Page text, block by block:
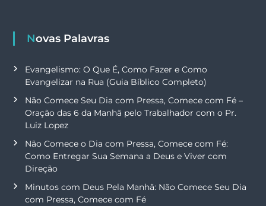
Novas Palavras
Evangelismo: O Que É, Como Fazer e Como
Evangelizar na Rua (Guia Bíblico Completo)
Não Comece Seu Dia com Pressa, Comece com Fé –
Oração das 6 da Manhã pelo Trabalhador com o Pr.
Luiz Lopez
Não Comece o Dia com Pressa, Comece com Fé:
Como Entregar Sua Semana a Deus e Viver com
Direção
Minutos com Deus Pela Manhã: Não Comece Seu Dia
com Pressa, Comece com Fé